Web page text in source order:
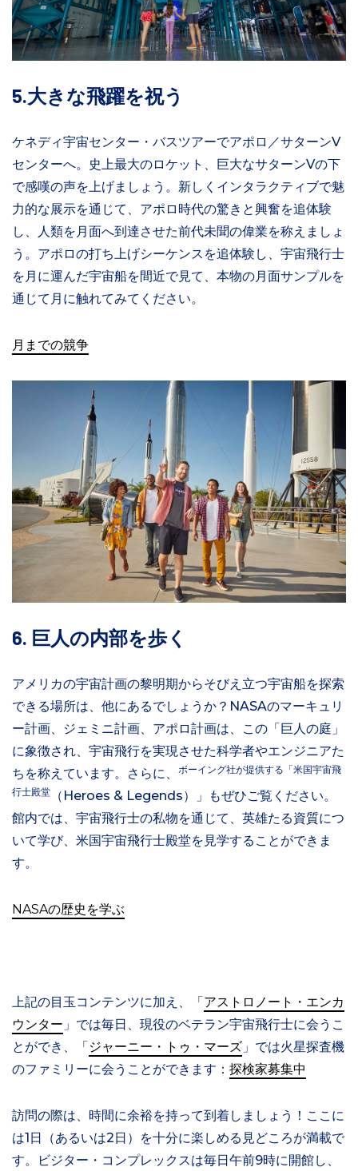
5.大きな飛躍を祝う
ケネディ宇宙センター・バスツアーでアポロ／サターンV
センターへ。史上最大のロケット、巨大なサターンVの下
で感嘆の声を上げましょう。新しくインタラクティブで魅
力的な展示を通じて、アポロ時代の驚きと興奮を追体験
し、人類を月面へ到達させた前代未聞の偉業を称えましょ
う。アポロの打ち上げシーケンスを追体験し、宇宙飛行士
を月に運んだ宇宙船を間近で見て、本物の月面サンプルを
通じて月に触れてみてください。
月までの競争
6. 巨人の内部を歩く
アメリカの宇宙計画の黎明期からそびえ立つ宇宙船を探索
できる場所は、他にあるでしょうか？NASAのマーキュリ
ー計画、ジェミニ計画、アポロ計画は、この「巨人の庭」
に象徴され、宇宙飛行を実現させた科学者やエンジニアた
ちを称えています。さらに、
ボーイング社が提供する「米国宇宙飛
行士殿堂
（Heroes & Legends）」もぜひご覧ください。
館内では、宇宙飛行士の私物を通じて、英雄たる資質につ
いて学び、米国宇宙飛行士殿堂を見学することができま
す。
NASAの歴史を学ぶ
上記の目玉コンテンツに加え、「 アストロノート・エンカ
ウンター 」では毎日、現役のベテラン宇宙飛行士に会うこ
とができ、「 ジャーニー・トゥ・マーズ 」では火星探査機
のファミリーに会うことができます： 探検家募集中
訪問の際は、時間に余裕を持って到着しましょう！ここに
は1日（あるいは2日）を十分に楽しめる見どころが満載で
す。ビジター・コンプレックスは毎日午前9時に開館し、